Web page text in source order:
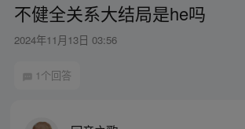
不健全关系大结局是he吗
2024年11月13日 03:56
1个回答